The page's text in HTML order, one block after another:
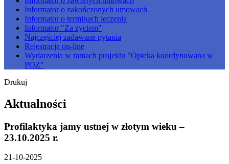
Informator o zakończonych umowach
Informator o terminach leczenia
Informator "Za życiem"
Najczęściej zadawane pytania
Rejestracja on-line
Wydarzenia w ramach projektu "Opieka koordynowana w
POZ"
Drukuj
Aktualności
Profilaktyka jamy ustnej w złotym wieku –
23.10.2025 r.
21-10-2025